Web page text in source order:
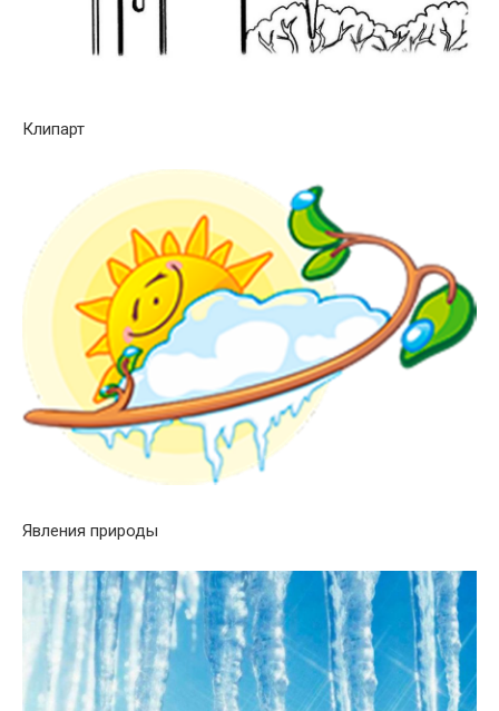
Клипарт
Явления природы